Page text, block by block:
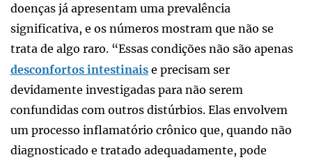
doenças já apresentam uma prevalência
significativa, e os números mostram que não se
trata de algo raro. “Essas condições não são apenas
desconfortos intestinais e precisam ser
devidamente investigadas para não serem
confundidas com outros distúrbios. Elas envolvem
um processo inflamatório crônico que, quando não
diagnosticado e tratado adequadamente, pode